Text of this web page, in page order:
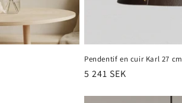
Pendentif en cuir Karl 27 cm
Prix
5 241 SEK